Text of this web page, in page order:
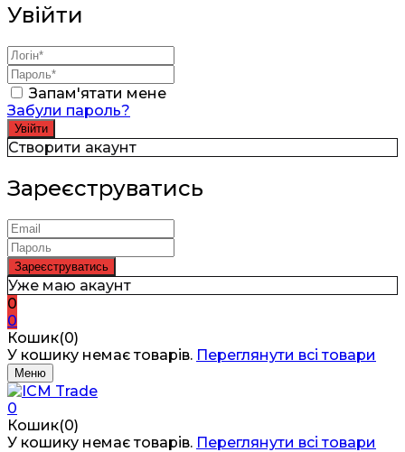
Увійти
Запам'ятати мене
Забули пароль?
Створити акаунт
Зареєструватись
Уже маю акаунт
0
0
Кошик(0)
У кошику немає товарів. Переглянути всі товари
Меню
0
Кошик(0)
У кошику немає товарів. Переглянути всі товари